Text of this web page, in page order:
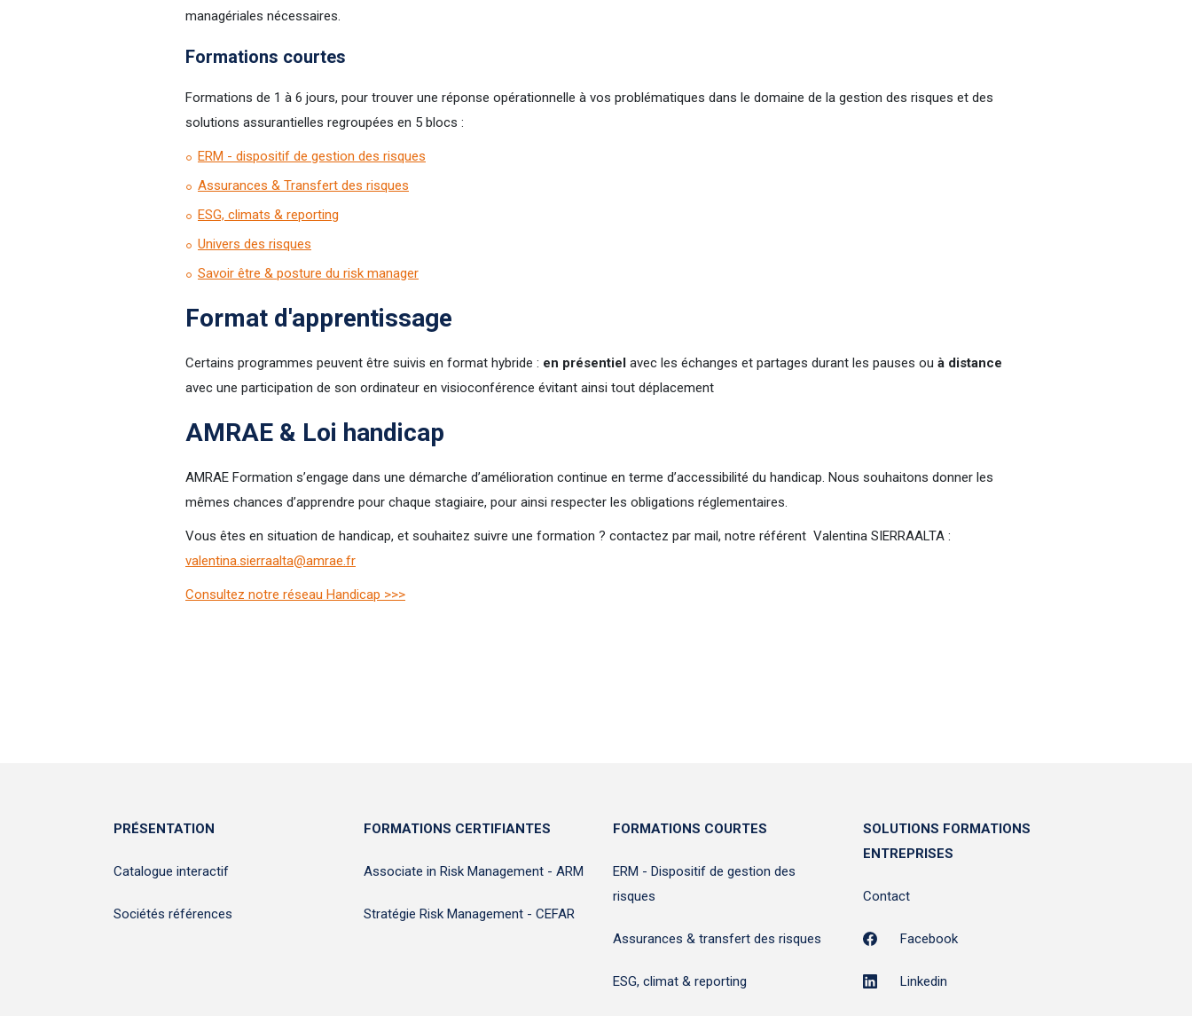
managériales nécessaires.
Formations courtes
Formations de 1 à 6 jours, pour trouver une réponse opérationnelle à vos problématiques dans le domaine de la gestion des risques et des
solutions assurantielles regroupées en 5 blocs :
ERM - dispositif de gestion des risques
Assurances & Transfert des risques
ESG, climats & reporting
Univers des risques
Savoir être & posture du risk manager
Format d'apprentissage
Certains programmes peuvent être suivis en format hybride : en présentiel avec les échanges et partages durant les pauses ou à distance
avec une participation de son ordinateur en visioconférence évitant ainsi tout déplacement
AMRAE & Loi handicap
AMRAE Formation s’engage dans une démarche d’amélioration continue en terme d’accessibilité du handicap. Nous souhaitons donner les
mêmes chances d’apprendre pour chaque stagiaire, pour ainsi respecter les obligations réglementaires.
Vous êtes en situation de handicap, et souhaitez suivre une formation ? contactez par mail, notre référent Valentina SIERRAALTA :
valentina.sierraalta@amrae.fr
Consultez notre réseau Handicap >>>
PRÉSENTATION
Catalogue interactif
Sociétés références
FORMATIONS CERTIFIANTES
Associate in Risk Management - ARM
Stratégie Risk Management - CEFAR
FORMATIONS COURTES
ERM - Dispositif de gestion des
risques
Assurances & transfert des risques
ESG, climat & reporting
SOLUTIONS FORMATIONS
ENTREPRISES
Contact
Facebook
Linkedin